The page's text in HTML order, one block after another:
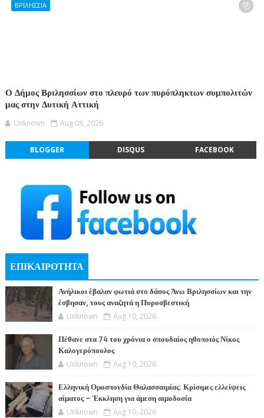
ΒΡΙΛΗΣΣΙΑ
Ο Δήμος Βριλησσίων στο πλευρό των πυρόπληκτων συμπολιτών
μας στην Δυτική Αττική
Unknown Aug 08, 2026
BLOGGER DISQUS FACEBOOK
ΕΠΙΚΑΙΡΟΤΗΤΑ
Ανήλικοι έβαλαν φωτιά στο δάσος Άνω Βριλησσίων και την
έσβησαν, τους αναζητά η Πυροσβεστική
Unknown Aug 10, 2026
Πέθανε στα 74 του χρόνια ο σπουδαίος ηθοποιός Νίκος
Καλογερόπουλος
Unknown Aug 10, 2026
Ελληνική Ομοσπονδία Θαλασσαιμίας: Κρίσιμες ελλείψεις
αίματος – Έκκληση για άμεση αιμοδοσία
Unknown Aug 10, 2026